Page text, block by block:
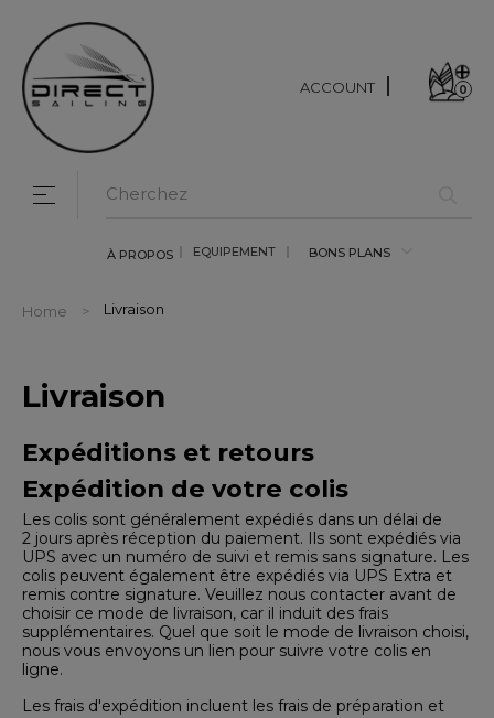
À PROPOS EQUIPEMENT BONS PLANS
ACCOUNT 0
Toggle navigation
☰
Home Livraison
Livraison
Expéditions et retours
Expédition de votre colis
Les colis sont généralement expédiés dans un délai de
2 jours après réception du paiement. Ils sont expédiés via
UPS avec un numéro de suivi et remis sans signature. Les
colis peuvent également être expédiés via UPS Extra et
remis contre signature. Veuillez nous contacter avant de
choisir ce mode de livraison, car il induit des frais
supplémentaires. Quel que soit le mode de livraison choisi,
nous vous envoyons un lien pour suivre votre colis en
ligne.
Les frais d'expédition incluent les frais de préparation et